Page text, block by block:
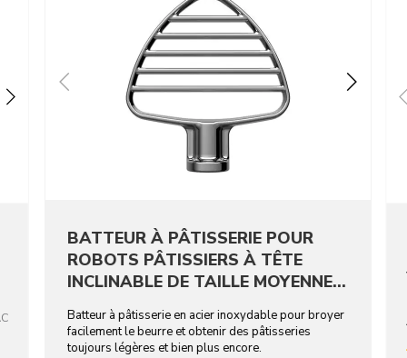
BATTEUR À PÂTISSERIE POUR
ROBOTS PÂTISSIERS À TÊTE
INCLINABLE DE TAILLE MOYENNE -
ACIER INOXYDABLE
Batteur à pâtisserie en acier inoxydable pour broyer
facilement le beurre et obtenir des pâtisseries
toujours légères et bien plus encore.